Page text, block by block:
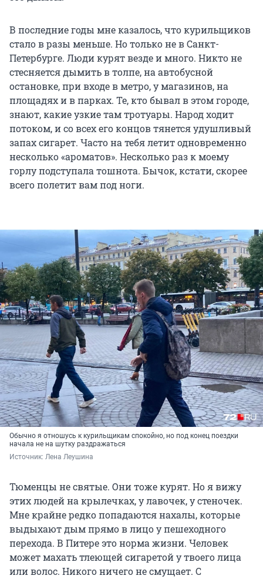
В последние годы мне казалось, что курильщиков
стало в разы меньше. Но только не в Санкт-
Петербурге. Люди курят везде и много. Никто не
стесняется дымить в толпе, на автобусной
остановке, при входе в метро, у магазинов, на
площадях и в парках. Те, кто бывал в этом городе,
знают, какие узкие там тротуары. Народ ходит
потоком, и со всех его концов тянется удушливый
запах сигарет. Часто на тебя летит одновременно
несколько «ароматов». Несколько раз к моему
горлу подступала тошнота. Бычок, кстати, скорее
всего полетит вам под ноги.
Обычно я отношусь к курильщикам спокойно, но под конец поездки
начала не на шутку раздражаться
Источник: Лена Леушина
Тюменцы не святые. Они тоже курят. Но я вижу
этих людей на крылечках, у лавочек, у стеночек.
Мне крайне редко попадаются нахалы, которые
выдыхают дым прямо в лицо у пешеходного
перехода. В Питере это норма жизни. Человек
может махать тлеющей сигаретой у твоего лица
или волос. Никого ничего не смущает. С